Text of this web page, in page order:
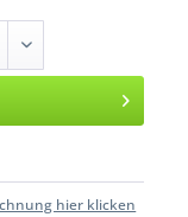
hier klicken